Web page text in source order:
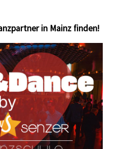
in Mainz finden!